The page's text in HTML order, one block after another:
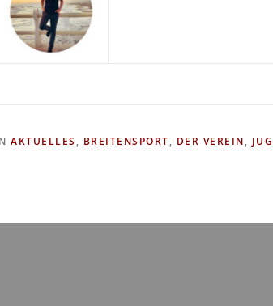
AKTUELLES , BREITENSPORT, DER VEREIN,